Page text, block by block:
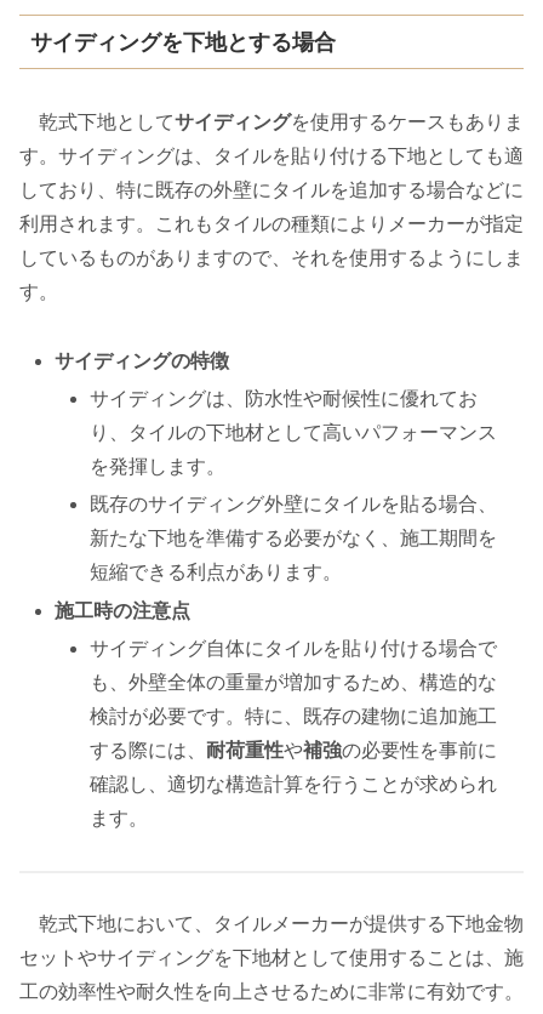
サイディングを下地とする場合
乾式下地としてサイディングを使用するケースもありま
す。サイディングは、タイルを貼り付ける下地としても適
しており、特に既存の外壁にタイルを追加する場合などに
利用されます。これもタイルの種類によりメーカーが指定
しているものがありますので、それを使用するようにしま
す。
サイディングの特徴
サイディングは、防水性や耐候性に優れてお
り、タイルの下地材として高いパフォーマンス
を発揮します。
既存のサイディング外壁にタイルを貼る場合、
新たな下地を準備する必要がなく、施工期間を
短縮できる利点があります。
施工時の注意点
サイディング自体にタイルを貼り付ける場合で
も、外壁全体の重量が増加するため、構造的な
検討が必要です。特に、既存の建物に追加施工
する際には、耐荷重性や補強の必要性を事前に
確認し、適切な構造計算を行うことが求められ
ます。
乾式下地において、タイルメーカーが提供する下地金物
セットやサイディングを下地材として使用することは、施
工の効率性や耐久性を向上させるために非常に有効です。